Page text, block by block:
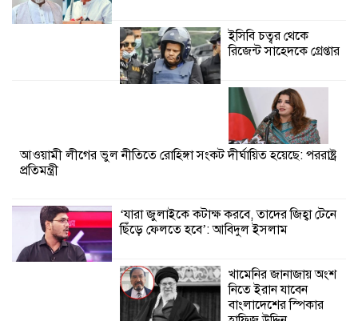
ইসিবি চত্বর থেকে
রিজেন্ট সাহেদকে গ্রেপ্তার
আওয়ামী লীগের ভুল নীতিতে রোহিঙ্গা সংকট দীর্ঘায়িত হয়েছে: পররাষ্ট্র
প্রতিমন্ত্রী
‘যারা জুলাইকে কটাক্ষ করবে, তাদের জিহ্বা টেনে
ছিঁড়ে ফেলতে হবে’: আবিদুল ইসলাম
খামেনির জানাজায় অংশ
নিতে ইরান যাবেন
বাংলাদেশের স্পিকার